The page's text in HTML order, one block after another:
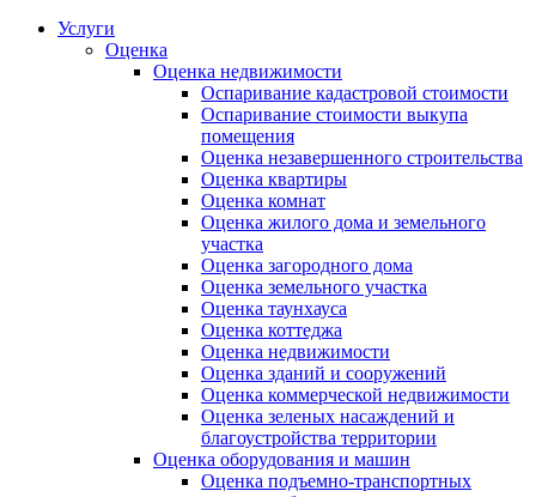
Услуги
Оценка
Оценка недвижимости
Оспаривание кадастровой стоимости
Оспаривание стоимости выкупа
помещения
Оценка незавершенного строительства
Оценка квартиры
Оценка комнат
Оценка жилого дома и земельного
участка
Оценка загородного дома
Оценка земельного участка
Оценка таунхауса
Оценка коттеджа
Оценка недвижимости
Оценка зданий и сооружений
Оценка коммерческой недвижимости
Оценка зеленых насаждений и
благоустройства территории
Оценка оборудования и машин
Оценка подъемно-транспортных